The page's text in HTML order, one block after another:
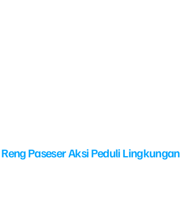
Paseser Aksi Peduli Lingkungan